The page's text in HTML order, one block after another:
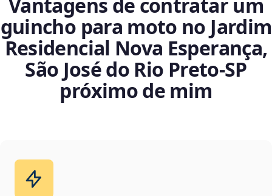
Vantagens de contratar um
guincho para moto no Jardim
Residencial Nova Esperança,
São José do Rio Preto‑SP
próximo de mim